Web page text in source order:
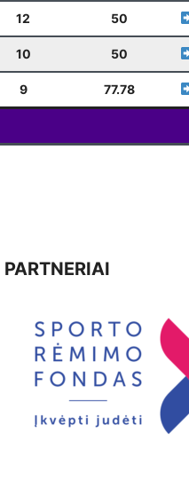
12 50
10 50
9 77.78
PARTNERIAI